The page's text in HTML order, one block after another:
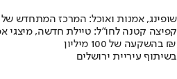
שופינג, אמנות ואוכל: המרכז המתחדש
קפיצה קטנה לחו"ל: טיילת חדשה, מיצגי
בהשקעה של 100 מיליון ₪
בשיתוף עיריית ירושלים